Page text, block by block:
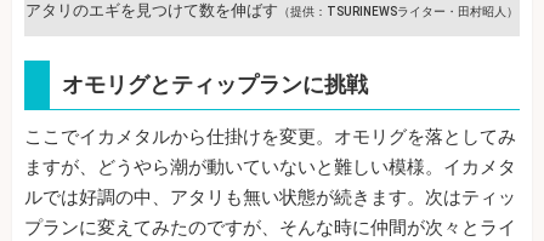
アタリのエギを見つけて数を伸ばす （提供：TSURINEWSライター・田村昭人）
オモリグとティップランに挑戦
ここでイカメタルから仕掛けを変更。オモリグを落としてみ
ますが、どうやら潮が動いていないと難しい模様。イカメタ
ルでは好調の中、アタリも無い状態が続きます。次はティッ
プランに変えてみたのですが、そんな時に仲間が次々とライ